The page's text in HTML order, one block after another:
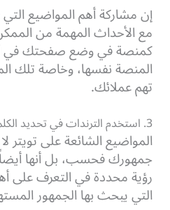
إن مشاركة أهم المواضيع
مع الأحداث المهمة من
كمنصة في وضع صفحتك في
المنصة نفسها، وخاصة تلك
تهم عملائك.
3. استخدم الترندات في تحديد الكلمات المفتاحية
المواضيع الشائعة على
جمهورك فحسب، بل أنها
رؤية محددة في التعرف على
التي يبحث بها الجمهور